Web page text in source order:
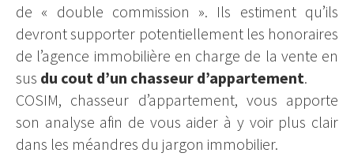
de « double commission ». Ils estiment qu’ils
devront supporter potentiellement les honoraires
de l’agence immobilière en charge de la vente en
sus du cout d’un chasseur d’appartement.
COSIM, chasseur d’appartement, vous apporte
son analyse afin de vous aider à y voir plus clair
dans les méandres du jargon immobilier.